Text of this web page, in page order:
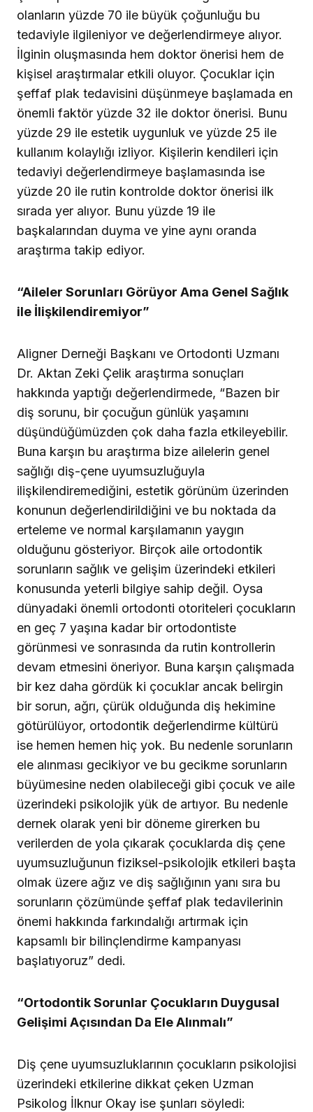
olanların yüzde 70 ile büyük çoğunluğu bu
tedaviyle ilgileniyor ve değerlendirmeye alıyor.
İlginin oluşmasında hem doktor önerisi hem de
kişisel araştırmalar etkili oluyor. Çocuklar için
şeffaf plak tedavisini düşünmeye başlamada en
önemli faktör yüzde 32 ile doktor önerisi. Bunu
yüzde 29 ile estetik uygunluk ve yüzde 25 ile
kullanım kolaylığı izliyor. Kişilerin kendileri için
tedaviyi değerlendirmeye başlamasında ise
yüzde 20 ile rutin kontrolde doktor önerisi ilk
sırada yer alıyor. Bunu yüzde 19 ile
başkalarından duyma ve yine aynı oranda
araştırma takip ediyor.
“Aileler Sorunları Görüyor Ama Genel Sağlık
ile İlişkilendiremiyor”
Aligner Derneği Başkanı ve Ortodonti Uzmanı
Dr. Aktan Zeki Çelik araştırma sonuçları
hakkında yaptığı değerlendirmede, “Bazen bir
diş sorunu, bir çocuğun günlük yaşamını
düşündüğümüzden çok daha fazla etkileyebilir.
Buna karşın bu araştırma bize ailelerin genel
sağlığı diş-çene uyumsuzluğuyla
ilişkilendiremediğini, estetik görünüm üzerinden
konunun değerlendirildiğini ve bu noktada da
erteleme ve normal karşılamanın yaygın
olduğunu gösteriyor. Birçok aile ortodontik
sorunların sağlık ve gelişim üzerindeki etkileri
konusunda yeterli bilgiye sahip değil. Oysa
dünyadaki önemli ortodonti otoriteleri çocukların
en geç 7 yaşına kadar bir ortodontiste
görünmesi ve sonrasında da rutin kontrollerin
devam etmesini öneriyor. Buna karşın çalışmada
bir kez daha gördük ki çocuklar ancak belirgin
bir sorun, ağrı, çürük olduğunda diş hekimine
götürülüyor, ortodontik değerlendirme kültürü
ise hemen hemen hiç yok. Bu nedenle sorunların
ele alınması gecikiyor ve bu gecikme sorunların
büyümesine neden olabileceği gibi çocuk ve aile
üzerindeki psikolojik yük de artıyor. Bu nedenle
dernek olarak yeni bir döneme girerken bu
verilerden de yola çıkarak çocuklarda diş çene
uyumsuzluğunun fiziksel-psikolojik etkileri başta
olmak üzere ağız ve diş sağlığının yanı sıra bu
sorunların çözümünde şeffaf plak tedavilerinin
önemi hakkında farkındalığı artırmak için
kapsamlı bir bilinçlendirme kampanyası
başlatıyoruz” dedi.
“Ortodontik Sorunlar Çocukların Duygusal
Gelişimi Açısından Da Ele Alınmalı”
Diş çene uyumsuzluklarının çocukların psikolojisi
üzerindeki etkilerine dikkat çeken Uzman
Psikolog İlknur Okay ise şunları söyledi: